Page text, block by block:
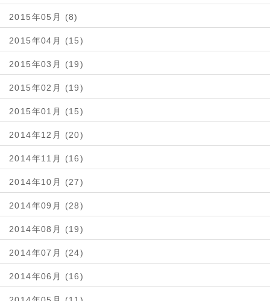
2015年05月 (8)
2015年04月 (15)
2015年03月 (19)
2015年02月 (19)
2015年01月 (15)
2014年12月 (20)
2014年11月 (16)
2014年10月 (27)
2014年09月 (28)
2014年08月 (19)
2014年07月 (24)
2014年06月 (16)